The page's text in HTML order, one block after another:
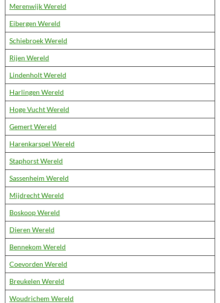
Merenwijk Wereld
Eibergen Wereld
Schiebroek Wereld
Rijen Wereld
Lindenholt Wereld
Harlingen Wereld
Hoge Vucht Wereld
Gemert Wereld
Harenkarspel Wereld
Staphorst Wereld
Sassenheim Wereld
Mijdrecht Wereld
Boskoop Wereld
Dieren Wereld
Bennekom Wereld
Coevorden Wereld
Breukelen Wereld
Woudrichem Wereld